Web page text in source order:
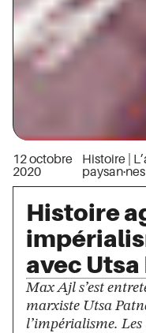
12 octobre
2020
Histoire|
paysan·nes|
Histoire
avec
Max Ajl s’est
marxiste Utsa
l’impérialisme.